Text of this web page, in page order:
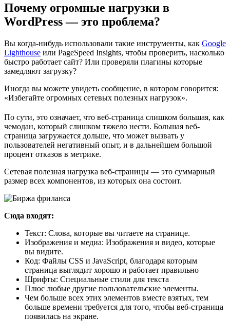
Почему огромные нагрузки в
WordPress — это проблема?
Вы когда-нибудь использовали такие инструменты, как Google
Lighthouse или PageSpeed Insights, чтобы проверить, насколько
быстро работает сайт? Или проверяли плагины которые
замедляют загрузку?
Иногда вы можете увидеть сообщение, в котором говорится:
«Избегайте огромных сетевых полезных нагрузок».
По сути, это означает, что веб-страница слишком большая, как
чемодан, который слишком тяжело нести. Большая веб-
страница загружается дольше, что может вызвать у
пользователей негативный опыт, и в дальнейшем большой
процент отказов в метрике.
Сетевая полезная нагрузка веб-страницы — это суммарный
размер всех компонентов, из которых она состоит.
Сюда входят:
Текст: Слова, которые вы читаете на странице.
Изображения и медиа: Изображения и видео, которые
вы видите.
Код: Файлы CSS и JavaScript, благодаря которым
страница выглядит хорошо и работает правильно
Шрифты: Специальные стили для текста
Плюс любые другие пользовательские элементы.
Чем больше всех этих элементов вместе взятых, тем
больше времени требуется для того, чтобы веб-страница
появилась на экране.